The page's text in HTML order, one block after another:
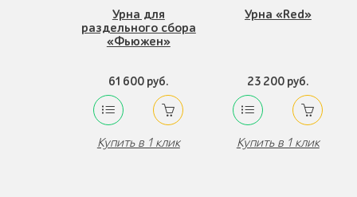
Урна для
раздельного сбора
«Фьюжен»
61 600 руб.
Купить в 1 клик
Урна «Red»
23 200 руб.
Купить в 1 клик